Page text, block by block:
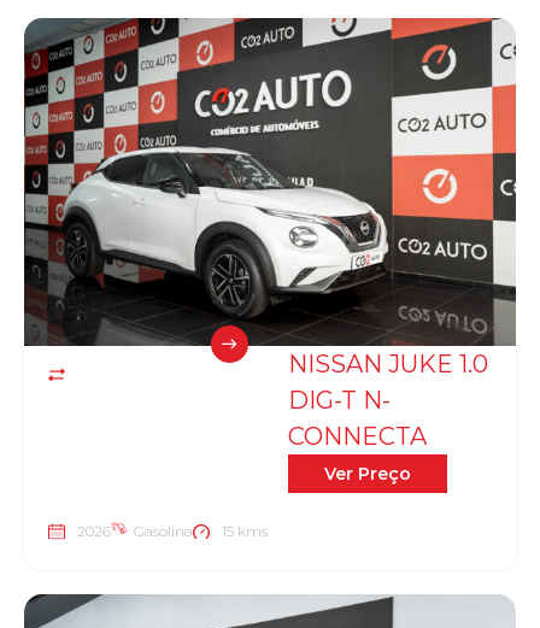
NISSAN JUKE 1.0
DIG-T N-
CONNECTA
Ver Preço
2026 Gasolina 15 kms